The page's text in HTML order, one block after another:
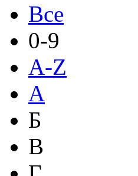
Все
0-9
A-Z
А
Б
В